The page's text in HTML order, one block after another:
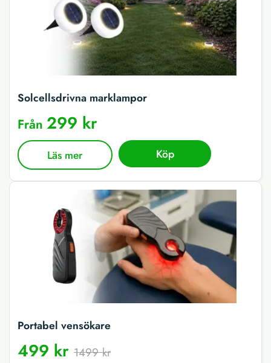
Solcellsdrivna marklampor
Från 299 kr
Läs mer Köp
Portabel vensökare
499 kr 1499 kr